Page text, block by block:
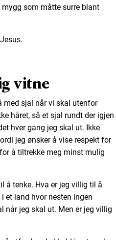
som måtte surre blant
vitne
med sjal når vi skal utenfor
håret, så et sjal rundt der igjen
hver gang jeg skal ut. Ikke
jeg ønsker å vise respekt for
å tiltrekke meg minst mulig
å tenke. Hva er jeg villig til å
et land hvor nesten ingen
når jeg skal ut. Men er jeg villig